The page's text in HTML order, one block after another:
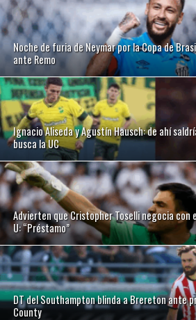
Noche de furia de Neymar por la Copa de
ante Remo
Ignacio Aliseda y Agustín Hausch: de ahí
busca la UC
Advierten que Cristopher Toselli negocia con
U: “Préstamo”
DT del Southampton blinda a Brereton ante
County